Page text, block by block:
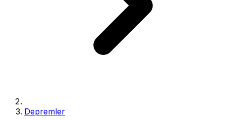
Depremler